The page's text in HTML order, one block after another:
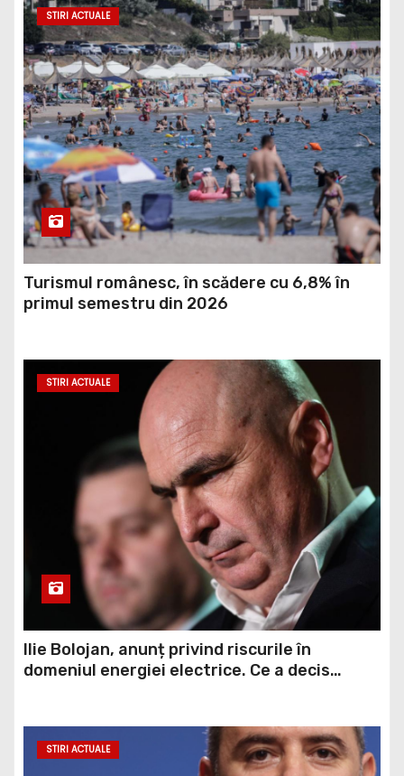
STIRI ACTUALE
Turismul românesc, în scădere cu 6,8% în
primul semestru din 2026
STIRI ACTUALE
Ilie Bolojan, anunț privind riscurile în
domeniul energiei electrice. Ce a decis
STIRI ACTUALE